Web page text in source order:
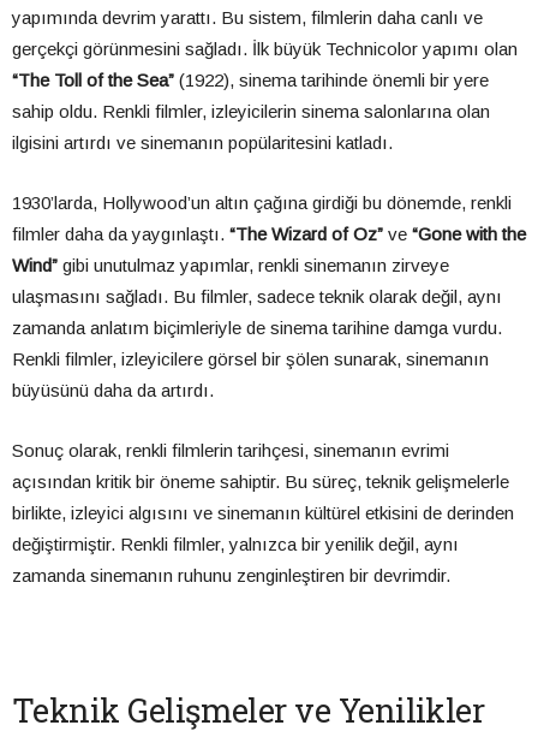
yapımında devrim yarattı. Bu sistem, filmlerin daha canlı ve
gerçekçi görünmesini sağladı. İlk büyük Technicolor yapımı olan
“The Toll of the Sea” (1922), sinema tarihinde önemli bir yere
sahip oldu. Renkli filmler, izleyicilerin sinema salonlarına olan
ilgisini artırdı ve sinemanın popülaritesini katladı.
1930’larda, Hollywood’un altın çağına girdiği bu dönemde, renkli
filmler daha da yaygınlaştı. “The Wizard of Oz” ve “Gone with the
Wind” gibi unutulmaz yapımlar, renkli sinemanın zirveye
ulaşmasını sağladı. Bu filmler, sadece teknik olarak değil, aynı
zamanda anlatım biçimleriyle de sinema tarihine damga vurdu.
Renkli filmler, izleyicilere görsel bir şölen sunarak, sinemanın
büyüsünü daha da artırdı.
Sonuç olarak, renkli filmlerin tarihçesi, sinemanın evrimi
açısından kritik bir öneme sahiptir. Bu süreç, teknik gelişmelerle
birlikte, izleyici algısını ve sinemanın kültürel etkisini de derinden
değiştirmiştir. Renkli filmler, yalnızca bir yenilik değil, aynı
zamanda sinemanın ruhunu zenginleştiren bir devrimdir.
Teknik Gelişmeler ve Yenilikler